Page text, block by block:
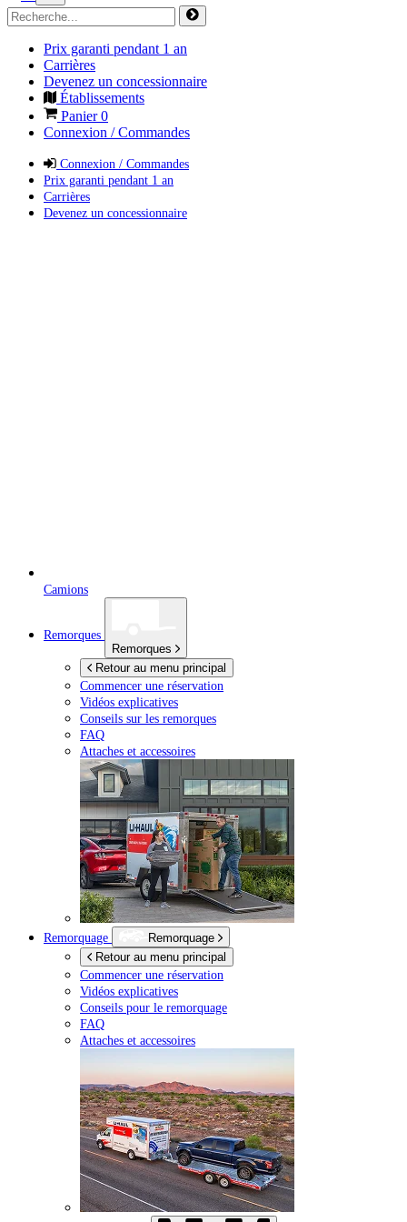
Prix garanti pendant 1 an
Carrières
Devenez un concessionnaire
Établissements
Panier0
Connexion / Commandes
Connexion / Commandes
Prix garanti pendant 1 an
Carrières
Devenez un concessionnaire
Camions
Remorques
Remorques
Retour au menu principal
Commencer une réservation
Vidéos explicatives
Conseils sur les remorques
FAQ
Attaches et accessoires
Remorquage
Remorquage
Retour au menu principal
Commencer une réservation
Vidéos explicatives
Conseils pour le remorquage
FAQ
Attaches et accessoires